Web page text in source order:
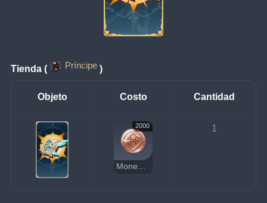
Tienda ( Príncipe )
Objeto Costo Cantidad
2000
Moneda de la suerte
1